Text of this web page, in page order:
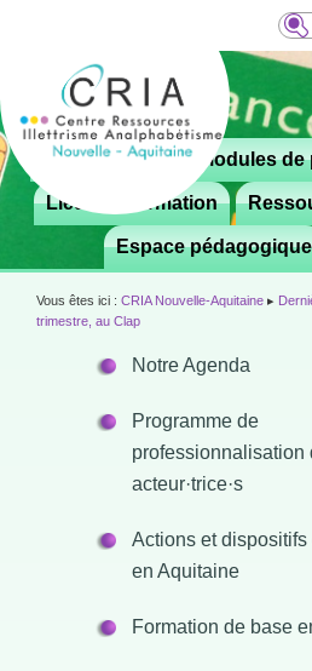
Menu
principal Le CRIA Modules
Lieux de formation
Espace pédagogique
Vous êtes ici : CRIA Nouvelle-Aquitaine ▸
trimestre, au Clap
Notre Agenda
Programme de
professionnalisation
acteur·trice·s
Actions et
en Aquitaine
Formation de base